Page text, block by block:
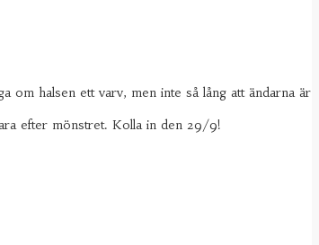
om halsen ett varv, men inte så lång att ändarna är
efter mönstret. Kolla in den 29/9!